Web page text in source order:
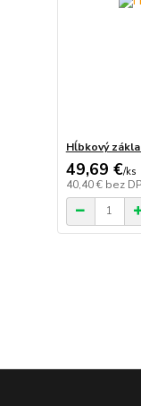
Hĺbkový
49,69 €/ks
40,40 € bez